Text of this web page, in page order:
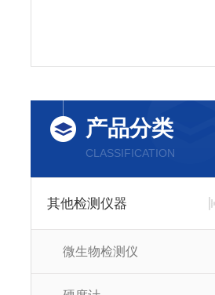
产品分类
CLASSIFICATION
其他检测仪器
微生物检测仪